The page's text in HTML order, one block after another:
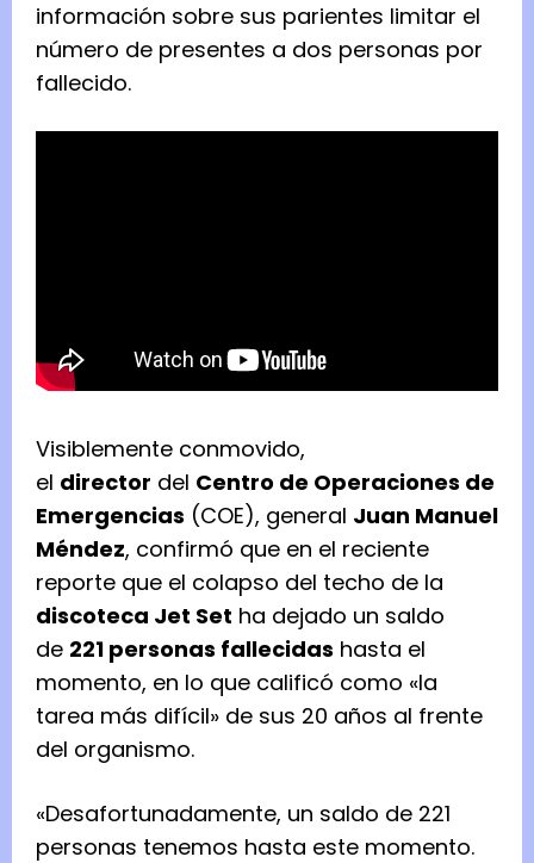
información sobre sus parientes limitar el
número de presentes a dos personas por
fallecido.
Visiblemente conmovido,
el director del Centro de Operaciones de
Emergencias (COE), general Juan Manuel
Méndez, confirmó que en el reciente
reporte que el colapso del techo de la
discoteca Jet Set ha dejado un saldo
de 221 personas fallecidas hasta el
momento, en lo que calificó como «la
tarea más difícil» de sus 20 años al frente
del organismo.
«Desafortunadamente, un saldo de 221
personas tenemos hasta este momento.